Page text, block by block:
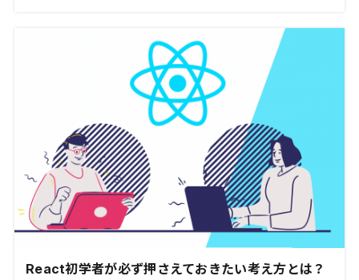
React初学者が必ず押さえておきたい考え方とは？